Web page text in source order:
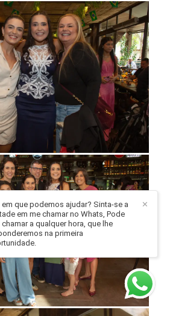
✕
em que podemos ajudar? Sinta-se a
em me chamar no Whats, Pode
a qualquer hora, que lhe
na primeira